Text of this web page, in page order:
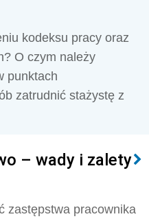
kodeksu pracy oraz
O czym należy
punktach
zatrudnić stażystę z
– wady i zalety
zastępstwa pracownika